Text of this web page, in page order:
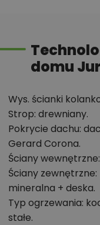
domu
Wys. ścianki
Strop: drewniany.
Pokrycie dachu:
Gerard Corona.
Ściany
Ściany zewnętrzne:
mineralna + deska.
Typ ogrzewania:
stałe.